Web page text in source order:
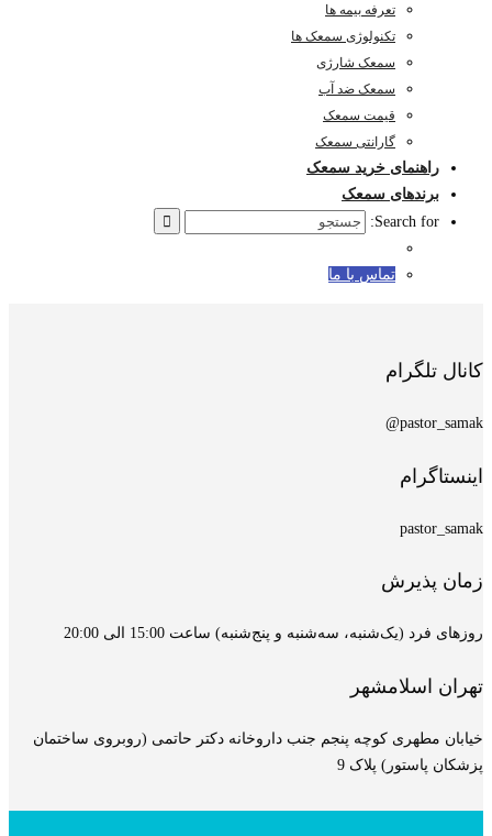
تعرفه بیمه ها
تکنولوژی سمعک ها
سمعک شارژی
سمعک ضد آب
قیمت سمعک
گارانتی سمعک
راهنمای خرید سمعک
برندهای سمعک
Search for:
تماس با ما
کانال تلگرام
pastor_samak@
اینستاگرام
pastor_samak
زمان پذیرش
روزهای فرد (یک‌شنبه، سه‌شنبه و پنج‌شنبه) ساعت 15:00 الی 20:00
تهران اسلامشهر
خیابان مطهری کوچه پنجم جنب داروخانه دکتر حاتمی (روبروی ساختمان
پزشکان پاستور) پلاک 9